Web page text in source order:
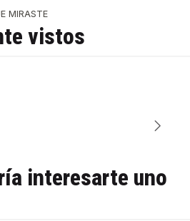
MIRASTE
vistos
interesarte uno